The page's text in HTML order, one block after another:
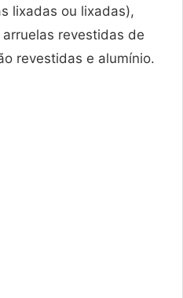
lixadas ou lixadas),
revestidas de
revestidas e alumínio.